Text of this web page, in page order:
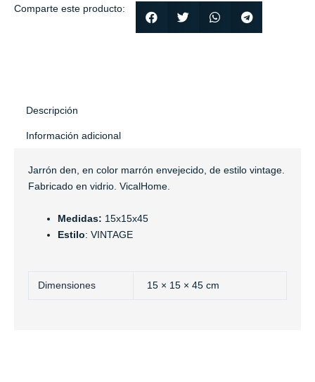
Comparte este producto:
Descripción
Información adicional
Jarrón den, en color marrón envejecido, de estilo vintage.
Fabricado en vidrio. VicalHome.
Medidas: 15x15x45
Estilo: VINTAGE
Dimensiones 15 × 15 × 45 cm